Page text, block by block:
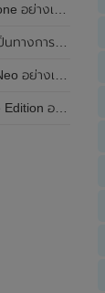
มธีมสีชมพูสดใส
ระเทศอินเดีย
ราคา 8,499 บาท
วในประเทศจีน